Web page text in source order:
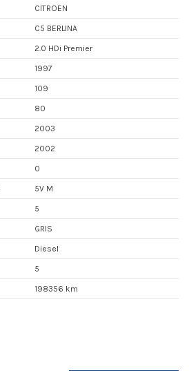
CITROEN
C5 BERLINA
2.0 HDi Premier
1997
109
80
2003
2002
0
5V M
5
GRIS
Diesel
5
198356 km